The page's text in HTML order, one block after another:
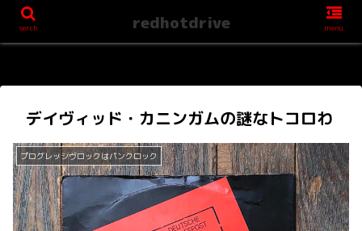
デイヴィッド・カニンガムの謎なトコロわ
プログレッシヴロックはパンクロック
serch redhotdrive menu